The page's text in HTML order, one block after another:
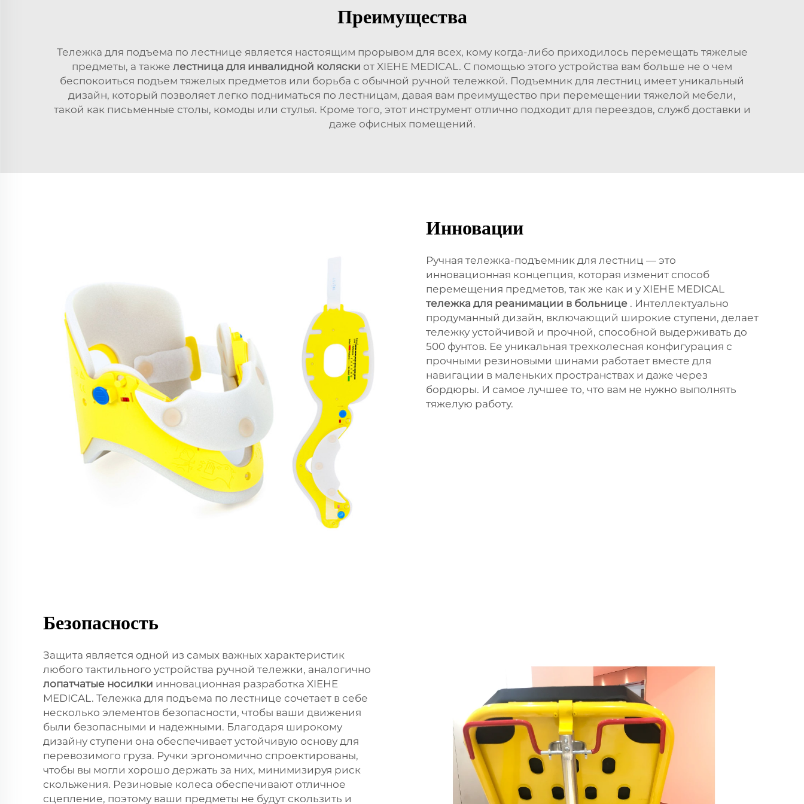
Преимущества
Тележка для подъема по лестнице является настоящим прорывом для всех, кому когда-либо приходилось перемещать тяжелые
предметы, а также лестница для инвалидной коляски от XIEHE MEDICAL. С помощью этого устройства вам больше не о чем
беспокоиться подъем тяжелых предметов или борьба с обычной ручной тележкой. Подъемник для лестниц имеет уникальный
дизайн, который позволяет легко подниматься по лестницам, давая вам преимущество при перемещении тяжелой мебели,
такой как письменные столы, комоды или стулья. Кроме того, этот инструмент отлично подходит для переездов, служб доставки и
даже офисных помещений.
Инновации
Ручная тележка-подъемник для лестниц — это
инновационная концепция, которая изменит способ
перемещения предметов, так же как и у XIEHE MEDICAL
тележка для реанимации в больнице . Интеллектуально
продуманный дизайн, включающий широкие ступени, делает
тележку устойчивой и прочной, способной выдерживать до
500 фунтов. Ее уникальная трехколесная конфигурация с
прочными резиновыми шинами работает вместе для
навигации в маленьких пространствах и даже через
бордюры. И самое лучшее то, что вам не нужно выполнять
тяжелую работу.
Безопасность
Защита является одной из самых важных характеристик
любого тактильного устройства ручной тележки, аналогично
лопатчатые носилки инновационная разработка XIEHE
MEDICAL. Тележка для подъема по лестнице сочетает в себе
несколько элементов безопасности, чтобы ваши движения
были безопасными и надежными. Благодаря широкому
дизайну ступени она обеспечивает устойчивую основу для
перевозимого груза. Ручки эргономично спроектированы,
чтобы вы могли хорошо держать за них, минимизируя риск
скольжения. Резиновые колеса обеспечивают отличное
сцепление, поэтому ваши предметы не будут скользить и